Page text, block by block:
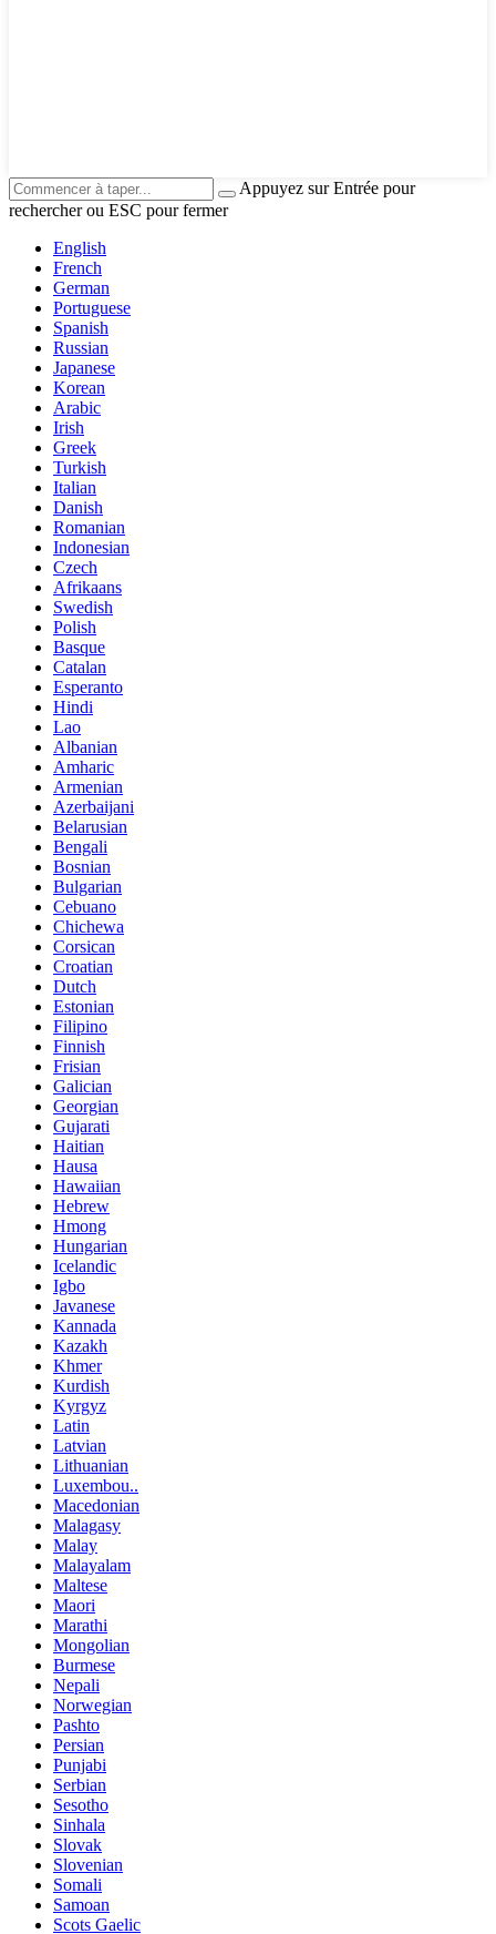
Appuyez sur Entrée pour
rechercher ou ESC pour fermer
English
French
German
Portuguese
Spanish
Russian
Japanese
Korean
Arabic
Irish
Greek
Turkish
Italian
Danish
Romanian
Indonesian
Czech
Afrikaans
Swedish
Polish
Basque
Catalan
Esperanto
Hindi
Lao
Albanian
Amharic
Armenian
Azerbaijani
Belarusian
Bengali
Bosnian
Bulgarian
Cebuano
Chichewa
Corsican
Croatian
Dutch
Estonian
Filipino
Finnish
Frisian
Galician
Georgian
Gujarati
Haitian
Hausa
Hawaiian
Hebrew
Hmong
Hungarian
Icelandic
Igbo
Javanese
Kannada
Kazakh
Khmer
Kurdish
Kyrgyz
Latin
Latvian
Lithuanian
Luxembou..
Macedonian
Malagasy
Malay
Malayalam
Maltese
Maori
Marathi
Mongolian
Burmese
Nepali
Norwegian
Pashto
Persian
Punjabi
Serbian
Sesotho
Sinhala
Slovak
Slovenian
Somali
Samoan
Scots Gaelic